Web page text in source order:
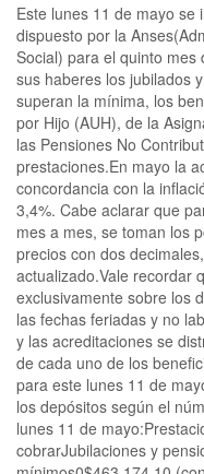
Este lunes 11 de mayo
dispuesto por la
Social) para el quinto
sus haberes los jubilados
superan la mínima, los
por Hijo (AUH), de la
las Pensiones No
prestaciones.En mayo la
concordancia con la
3,4%. Cabe aclarar que
mes a mes, se toman los
precios con dos
actualizado.Vale recordar
exclusivamente sobre los
las fechas feriadas y no
y las acreditaciones se
de cada uno de los
para este lunes 11 de
los depósitos según el
lunes 11 de
cobrarJubilaciones y